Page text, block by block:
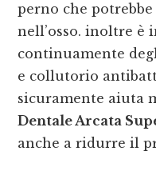
perno che
nell’osso. inoltre è
continuamente
e collutorio
sicuramente aiuta
Dentale Arcata
anche a ridurre il